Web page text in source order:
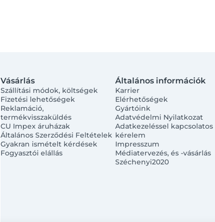
Vásárlás
Szállítási módok, költségek
Fizetési lehetőségek
Reklamáció,
termékvisszaküldés
CU Impex áruházak
Általános Szerződési Feltételek
Gyakran ismételt kérdések
Fogyasztói elállás
Általános információk
Karrier
Elérhetőségek
Gyártóink
Adatvédelmi Nyilatkozat
Adatkezeléssel kapcsolatos
kérelem
Impresszum
Médiatervezés, és -vásárlás
Széchenyi2020